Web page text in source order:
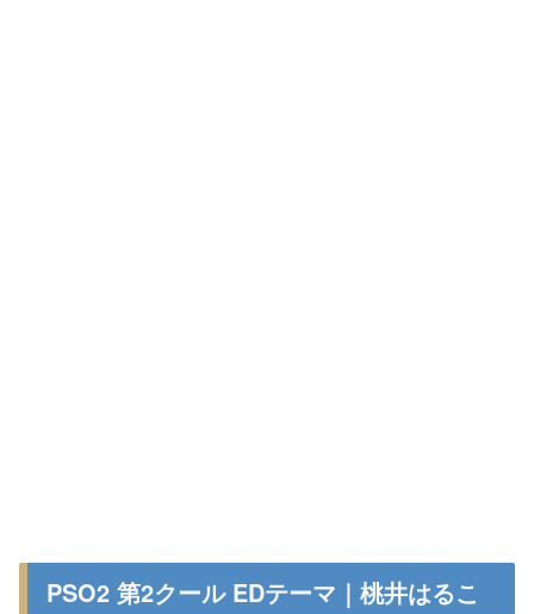
PSO2 第2クール EDテーマ｜桃井はるこ